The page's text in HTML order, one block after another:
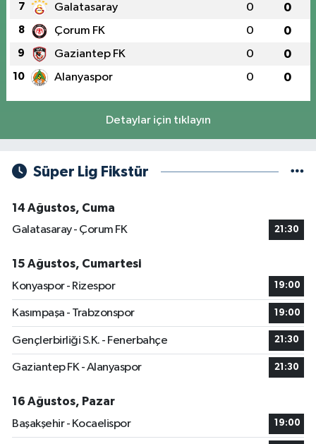
7 Galatasaray 0 0
8 Çorum FK 0 0
9 Gaziantep FK 0 0
10 Alanyaspor 0 0
Detaylar için tıklayın
Süper Lig Fikstür
14 Ağustos, Cuma
Galatasaray - Çorum FK
21:30
15 Ağustos, Cumartesi
Konyaspor - Rizespor
19:00
Kasımpaşa - Trabzonspor 19:00
Gençlerbirliği S.K. - Fenerbahçe 21:30
Gaziantep FK - Alanyaspor 21:30
16 Ağustos, Pazar
Başakşehir - Kocaelispor
19:00